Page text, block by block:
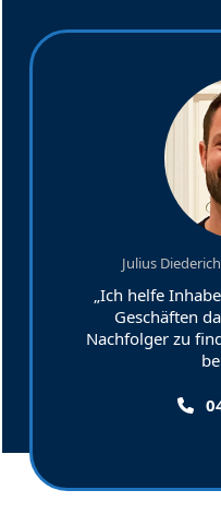
Julius
„Ich helfe
Geschäften
Nachfolger zu